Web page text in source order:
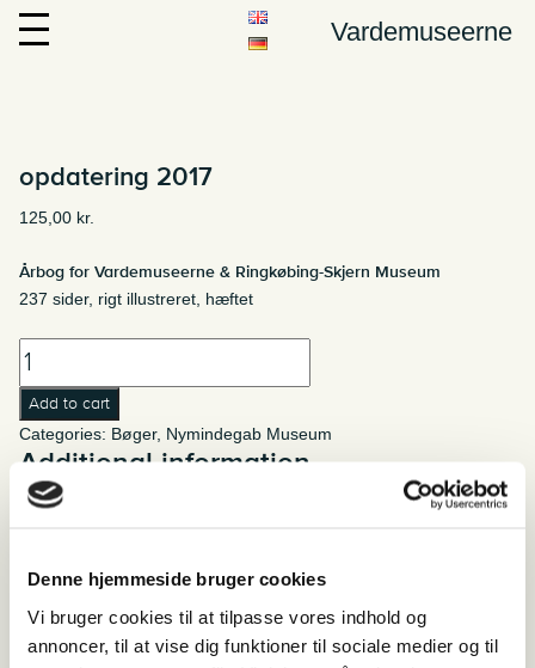
Denne hjemmeside bruger cookies
Vi bruger cookies til at tilpasse vores indhold og
annoncer, til at vise dig funktioner til sociale medier og til
Vardemuseerne
opdatering 2017
125,00 kr.
Årbog for Vardemuseerne & Ringkøbing-Skjern Museum
237 sider, rigt illustreret, hæftet
opdatering
quantity
Add to cart
Categories: Bøger, Nymindegab Museum
Additional information
Weight
100 fortællinger fra Varde by og
omegn
kr. Add to cart